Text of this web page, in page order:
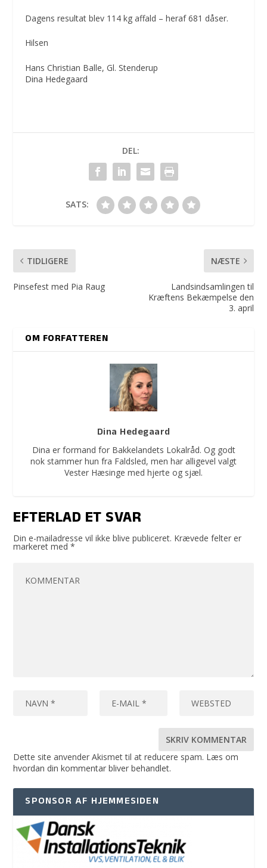
Dagens resultat blev 114 kg affald – heraf 681 dåser.
Hilsen
Hans Christian Balle, Gl. Stenderup
Dina Hedegaard
DEL:
SATS:
TIDLIGERE
Pinsefest med Pia Raug
NÆSTE
Landsindsamlingen til
Kræftens Bekæmpelse den
3. april
OM FORFATTEREN
Dina Hedegaard
Dina er formand for Bakkelandets Lokalråd. Og godt
nok stammer hun fra Faldsled, men har alligevel valgt
Vester Hæsinge med hjerte og sjæl.
EFTERLAD ET SVAR
Din e-mailadresse vil ikke blive publiceret. Krævede felter er
markeret med*
Dette site anvender Akismet til at reducere spam. Læs om
hvordan din kommentar bliver behandlet.
SPONSOR AF HJEMMESIDEN